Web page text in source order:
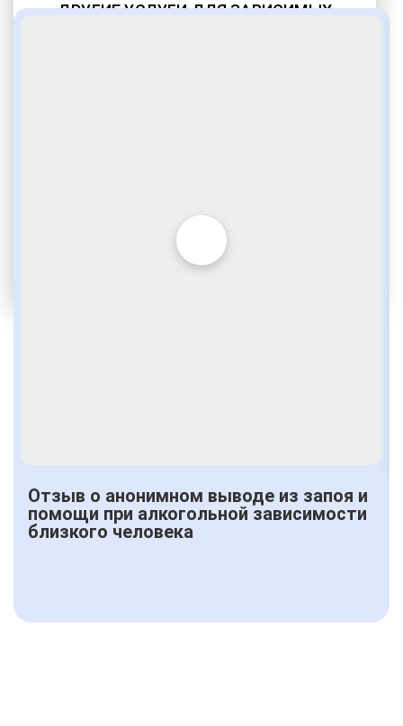
ДРУГИЕ УСЛУГИ ДЛЯ ЗАВИСИМЫХ
Отзыв о анонимном выводе из запоя и
помощи при алкогольной зависимости
близкого человека